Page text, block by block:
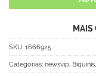
MAIS
SKU: 1666925
Categorias: newsvip, Biquinis,